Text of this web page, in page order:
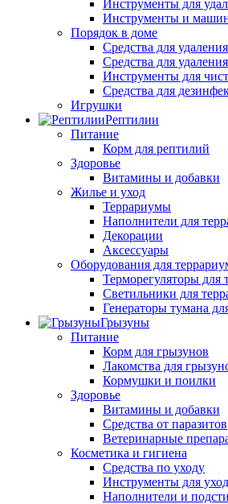
Инструменты для
Инструменты и
Порядок в доме
Средства для
Средства для
Инструменты для
Средства для
Игрушки
Рептилии
Питание
Корм для рептилий
Здоровье
Витамины и добавки
Жилье и уход
Террариумы
Наполнители для
Декорации
Аксессуары
Оборудования для
Терморегуляторы для
Светильники для
Генераторы тумана
Грызуны
Питание
Корм для грызунов
Лакомства для
Кормушки и поилки
Здоровье
Витамины и добавки
Средства от паразитов
Ветеринарные
Косметика и гигиена
Средства по уходу
Инструменты для
Наполнители и